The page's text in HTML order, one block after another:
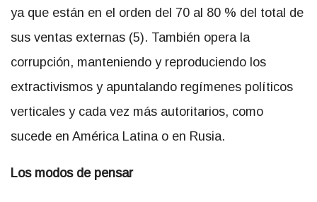
ya que están en el orden del 70 al 80 % del total de
sus ventas externas (5). También opera la
corrupción, manteniendo y reproduciendo los
extractivismos y apuntalando regímenes políticos
verticales y cada vez más autoritarios, como
sucede en América Latina o en Rusia.
Los modos de pensar